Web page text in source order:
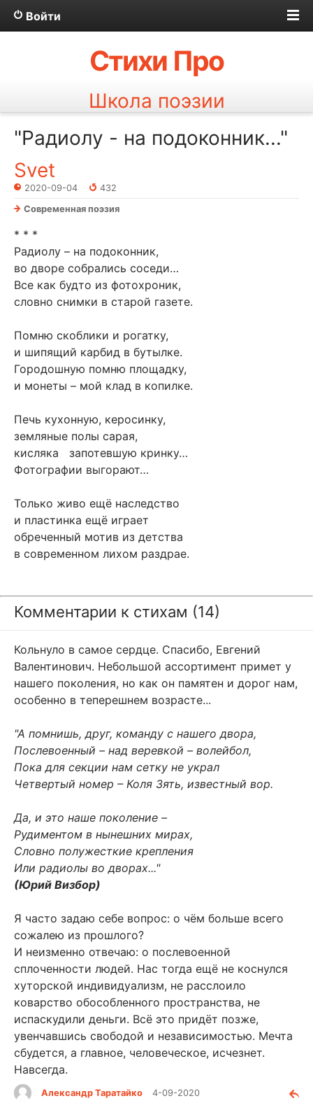
Войти
Стихи Про
Школа поэзии
"Радиолу - на подоконник..."
Svet
2020-09-04
432
Современная поэзия
* * *
Радиолу – на подоконник,
во дворе собрались соседи…
Все как будто из фотохроник,
словно снимки в старой газете.
Помню скоблики и рогатку,
и шипящий карбид в бутылке.
Городошную помню площадку,
и монеты – мой клад в копилке.
Печь кухонную, керосинку,
земляные полы сарая,
кисляка запотевшую кринку…
Фотографии выгорают…
Только живо ещё наследство
и пластинка ещё играет
обреченный мотив из детства
в современном лихом раздрае.
Комментарии к стихам (14)
Кольнуло в самое сердце. Спасибо, Евгений
Валентинович. Небольшой ассортимент примет у
нашего поколения, но как он памятен и дорог нам,
особенно в теперешнем возрасте...
"А помнишь, друг, команду с нашего двора,
Послевоенный – над веревкой – волейбол,
Пока для секции нам сетку не украл
Четвертый номер – Коля Зять, известный вор.
Да, и это наше поколение –
Рудиментом в нынешних мирах,
Словно полужесткие крепления
Или радиолы во дворах..."
(Юрий Визбор)
Я часто задаю себе вопрос: о чём больше всего
сожалею из прошлого?
И неизменно отвечаю: о послевоенной
сплоченности людей. Нас тогда ещё не коснулся
хуторской индивидуализм, не расслоило
коварство обособленного пространства, не
испаскудили деньги. Всё это придёт позже,
увенчавшись свободой и независимостью. Мечта
сбудется, а главное, человеческое, исчезнет.
Навсегда.
Александр Таратайко 4-09-2020